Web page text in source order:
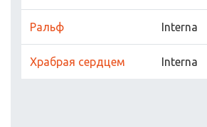
Ральф Interna
Храбрая сердцем Interna